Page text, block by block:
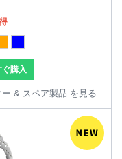
購入
& スペア製品 を見る